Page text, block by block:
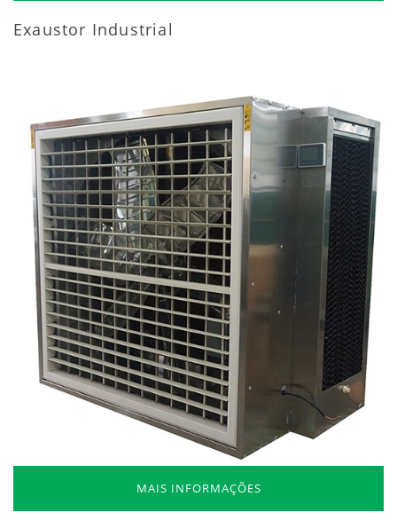
Exaustor Industrial
MAIS INFORMAÇÕES